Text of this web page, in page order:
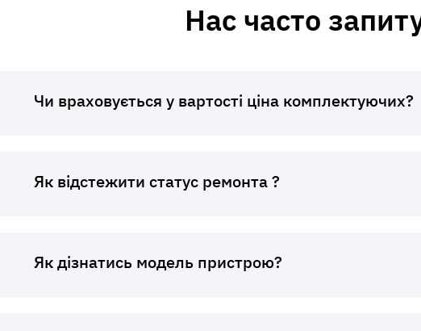
Нас часто
Чи враховується у вартості ціна комплектуючих?
Як відстежити статус ремонта ?
Як дізнатись модель пристрою?